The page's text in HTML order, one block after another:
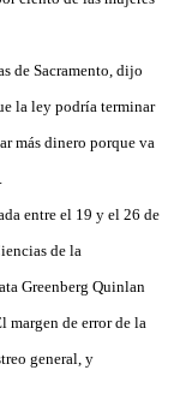
de Sacramento, dijo
la ley podría terminar
más dinero porque va
entre el 19 y el 26 de
de la
Greenberg Quinlan
de error de la
general, y